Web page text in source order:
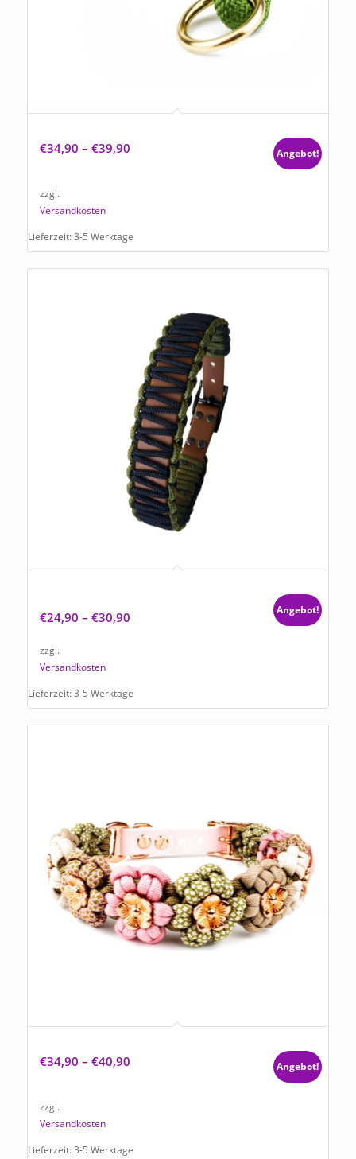
€34,90 – €39,90 Angebot!
zzgl.
Versandkosten
Lieferzeit: 3-5 Werktage
€24,90 – €30,90 Angebot!
zzgl.
Versandkosten
Lieferzeit: 3-5 Werktage
€34,90 – €40,90 Angebot!
zzgl.
Versandkosten
Lieferzeit: 3-5 Werktage